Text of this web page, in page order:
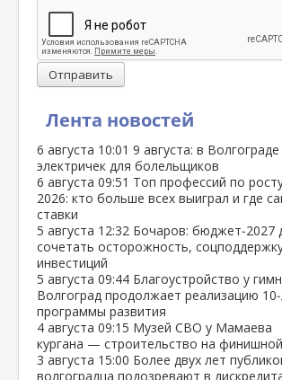
Лента новостей
6 августа 10:01 9 августа: в
электричек для болельщиков
6 августа 09:51 Топ профессий по
2026: кто больше всех выиграл и где
ставки
5 августа 12:32 Бочаров: бюджет‑2027
сочетать осторожность,
инвестиций
5 августа 09:44 Благоустройство у
Волгоград продолжает реализацию
программы развития
4 августа 09:15 Музей СВО у Мамаева
кургана — строительство на
3 августа 15:00 Более двух лет
волгоградца подозревают в
Отправить